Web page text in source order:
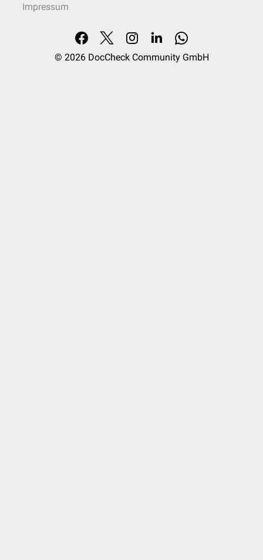
Impressum
© 2026 DocCheck Community GmbH